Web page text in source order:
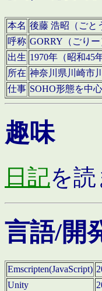
本名 後藤 浩昭（ごと
呼称 GORRY（ごりー
出生 1970年（昭和45年
所在 神奈川県川崎市
仕事 SOHO形態を中
趣味
日記を
言語/開
Emscripten(JavaScript)
Unity